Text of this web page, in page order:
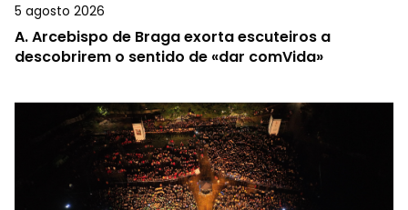
5 agosto 2026
A.Arcebispo de Braga exorta escuteiros a
descobrirem o sentido de «dar comVida»